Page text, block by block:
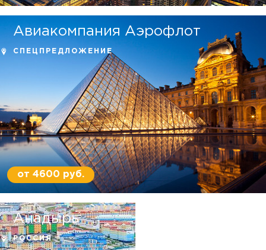
Авиакомпания Аэрофлот
СПЕЦПРЕДЛОЖЕНИЕ
от 4600 руб.
Анадырь
РОССИЯ